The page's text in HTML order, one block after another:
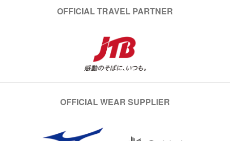
OFFICIAL TRAVEL PARTNER
OFFICIAL WEAR SUPPLIER